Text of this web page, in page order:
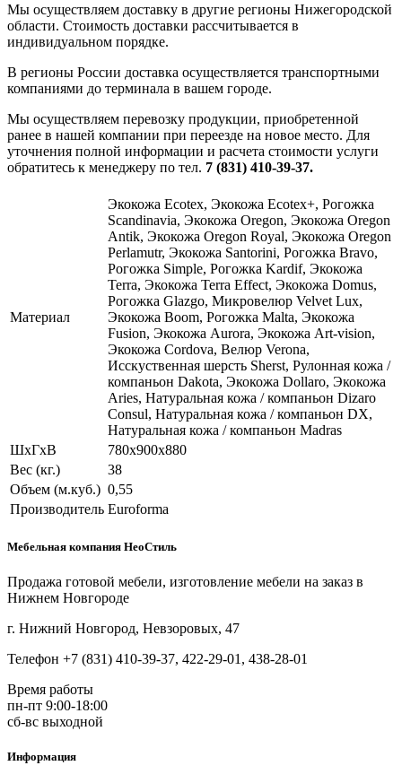
Мы осуществляем доставку в другие регионы Нижегородской
области. Стоимость доставки рассчитывается в
индивидуальном порядке.
В регионы России доставка осуществляется транспортными
компаниями до терминала в вашем городе.
Мы осуществляем перевозку продукции, приобретенной
ранее в нашей компании при переезде на новое место. Для
уточнения полной информации и расчета стоимости услуги
обратитесь к менеджеру по тел. 7 (831) 410-39-37.
Материал
Экокожа Ecotex, Экокожа Ecotex+, Рогожка
Scandinavia, Экокожа Oregon, Экокожа Oregon
Antik, Экокожа Oregon Royal, Экокожа Oregon
Perlamutr, Экокожа Santorini, Рогожка Bravo,
Рогожка Simple, Рогожка Kardif, Экокожа
Terra, Экокожа Terra Effect, Экокожа Domus,
Рогожка Glazgo, Микровелюр Velvet Lux,
Экокожа Boom, Рогожка Malta, Экокожа
Fusion, Экокожа Aurora, Экокожа Art-vision,
Экокожа Cordova, Велюр Verona,
Исскуственная шерсть Sherst, Рулонная кожа /
компаньон Dakota, Экокожа Dollaro, Экокожа
Aries, Натуральная кожа / компаньон Dizaro
Consul, Натуральная кожа / компаньон DX,
Натуральная кожа / компаньон Madras
ШхГхВ
780х900х880
Вес (кг.)
38
Объем (м.куб.) 0,55
Производитель Euroforma
Мебельная компания НеоСтиль
Продажа готовой мебели, изготовление мебели на заказ в
Нижнем Новгороде
г. Нижний Новгород, Невзоровых, 47
Телефон +7 (831) 410-39-37, 422-29-01, 438-28-01
Время работы
пн-пт 9:00-18:00
сб-вс выходной
Информация